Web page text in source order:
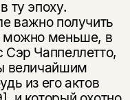
ту эпоху.
важно получить
можно меньше, в
Сэр Чаппеллетто,
величайшим
из его актов